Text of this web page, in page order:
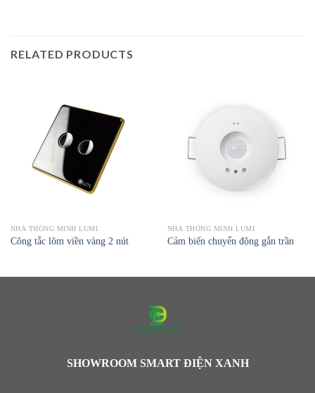
RELATED PRODUCTS
NHÀ THÔNG MINH LUMI
Công tắc lõm viền vàng 2 nút
NHÀ THÔNG MINH LUMI
Cảm biến chuyển động gắn trần
SHOWROOM SMART ĐIỆN XANH